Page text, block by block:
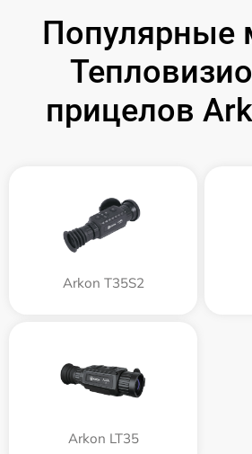
Популярные
прицелов
Arkon T35S2
Arkon LT35